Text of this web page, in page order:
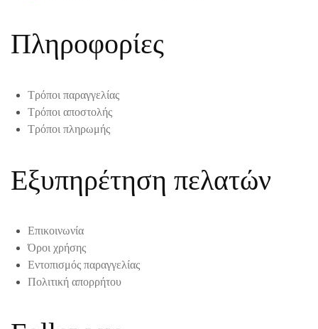
Πληροφορίες
Τρόποι παραγγελίας
Τρόποι αποστολής
Τρόποι πληρωμής
Εξυπηρέτηση πελατών
Επικοινωνία
Όροι χρήσης
Εντοπισμός παραγγελίας
Πολιτική απορρήτου